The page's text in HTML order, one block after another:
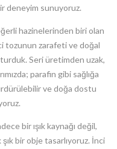
deneyim sunuyoruz.
hazinelerinden biri olan
tozunun zarafeti ve doğal
Seri üretimden uzak,
parafin gibi sağlığa
ve doğa dostu
bir ışık kaynağı değil,
bir obje tasarlıyoruz. İnci